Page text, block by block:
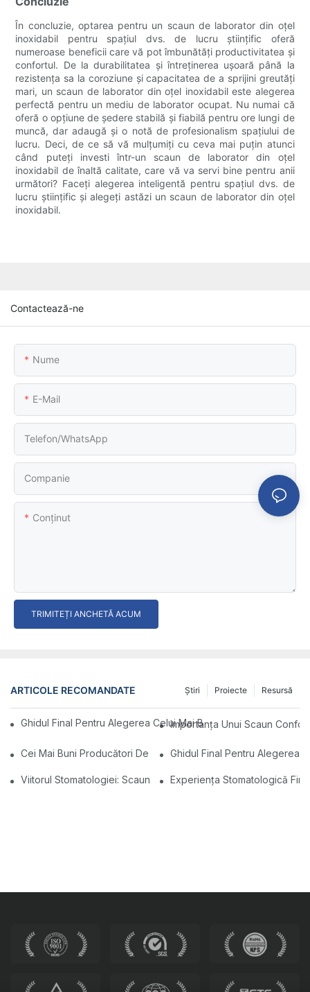
În concluzie, optarea pentru un scaun de laborator din oțel
inoxidabil pentru spațiul dvs. de lucru științific oferă
numeroase beneficii care vă pot îmbunătăți productivitatea și
confortul. De la durabilitatea și întreținerea ușoară până la
rezistența sa la coroziune și capacitatea de a sprijini greutăți
mari, un scaun de laborator din oțel inoxidabil este alegerea
perfectă pentru un mediu de laborator ocupat. Nu numai că
oferă o opțiune de ședere stabilă și fiabilă pentru ore lungi de
muncă, dar adaugă și o notă de profesionalism spațiului de
lucru. Deci, de ce să vă mulțumiți cu ceva mai puțin atunci
când puteți investi într-un scaun de laborator din oțel
inoxidabil de înaltă calitate, care vă va servi bine pentru anii
următori? Faceți alegerea inteligentă pentru spațiul dvs. de
lucru științific și alegeți astăzi un scaun de laborator din oțel
inoxidabil.
Contactează-ne
Nume
E-Mail
Telefon/WhatsApp
Companie
Conţinut
TRIMITEȚI ANCHETĂ ACUM
ARTICOLE RECOMANDATE Resursă
Proiecte
Ştiri
Ghidul Final Pentru Alegerea Celui Mai Bun Scaun De
Importanța Unui Scaun
Cei Mai Buni Producători De Scaune Stomatologice Din China:
Ghidul Final Pentru Alegerea
Viitorul Stomatologiei: Scaune Dentare Moderne Personalizate
Experiența Stomatologică